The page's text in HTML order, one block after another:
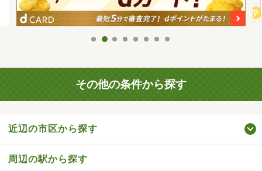
その他の条件から探す
近辺の市区から探す
周辺の駅から探す